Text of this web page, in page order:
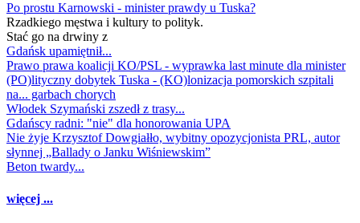
Po prostu Karnowski - minister prawdy u Tuska?
Rzadkiego męstwa i kultury to polityk.
Stać go na drwiny z
Gdańsk upamiętnił...
Prawo prawa koalicji KO/PSL - wyprawka last minute dla minister
(PO)lityczny dobytek Tuska - (KO)lonizacja pomorskich szpitali
na... garbach chorych
Włodek Szymański zszedł z trasy...
Gdańscy radni: "nie" dla honorowania UPA
Nie żyje Krzysztof Dowgiałło, wybitny opozycjonista PRL, autor
słynnej „Ballady o Janku Wiśniewskim”
Beton twardy...
więcej ...